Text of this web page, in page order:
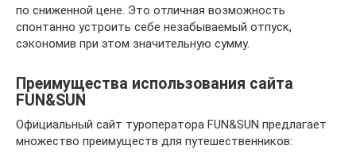
по сниженной цене. Это отличная возможность
спонтанно устроить себе незабываемый отпуск,
сэкономив при этом значительную сумму.
Преимущества использования сайта
FUN&SUN
Официальный сайт туроператора FUN&SUN предлагает
множество преимуществ для путешественников: